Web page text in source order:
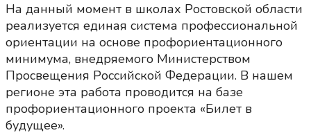
На данный момент в школах Ростовской области
реализуется единая система профессиональной
ориентации на основе профориентационного
минимума, внедряемого Министерством
Просвещения Российской Федерации. В нашем
регионе эта работа проводится на базе
профориентационного проекта «Билет в
будущее».